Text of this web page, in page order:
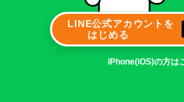
LINE公式アカウントを
はじめる
iPhone(iOS)の方は